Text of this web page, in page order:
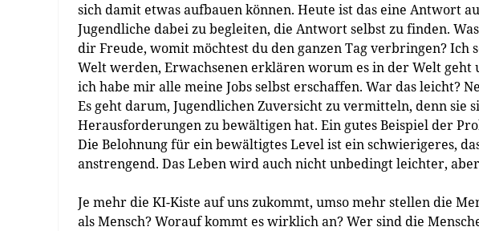
sich damit etwas aufbauen können. Heute ist das eine Antwort
Jugendliche dabei zu begleiten, die Antwort selbst zu finden.
dir Freude, womit möchtest du den ganzen Tag verbringen?
Welt werden, Erwachsenen erklären worum es in der Welt geht
ich habe mir alle meine Jobs selbst erschaffen. War das leicht?
Es geht darum, Jugendlichen Zuversicht zu vermitteln, denn sie
Herausforderungen zu bewältigen hat. Ein gutes Beispiel der
Die Belohnung für ein bewältigtes Level ist ein schwierigeres,
anstrengend. Das Leben wird auch nicht unbedingt leichter,
Je mehr die KI-Kiste auf uns zukommt, umso mehr stellen die
als Mensch? Worauf kommt es wirklich an? Wer sind die